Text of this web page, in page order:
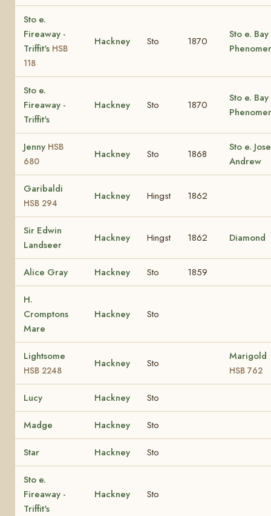
Sto e.
Fireaway -
Triffit's HSB
118
Hackney Sto 1870
Sto e. Bay
Sto e.
Fireaway -
Triffit's
Hackney Sto 1870
Sto e. Bay
Jenny HSB
680
Hackney Sto 1868
Sto e.
Andrew
Garibaldi
HSB 294
Hackney Hingst 1862
Sir Edwin
Landseer
Hackney Hingst 1862 Diamond
Alice Gray Hackney Sto 1859
H.
Cromptons
Mare
Hackney Sto
Lightsome
HSB 2248
Hackney Sto
Marigold
HSB 762
Lucy Hackney Sto
Madge Hackney Sto
Star Hackney Sto
Sto e.
Fireaway -
Triffit's
Hackney Sto